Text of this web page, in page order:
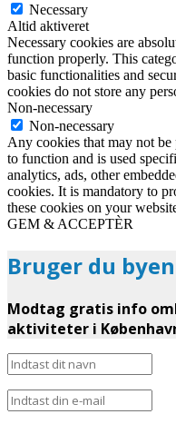
Necessary
Altid aktiveret
Necessary cookies are
function properly. This
basic functionalities and
cookies do not store any
Non-necessary
Non-necessary
Any cookies that may not
to function and is used
analytics, ads, other
cookies. It is mandatory to
these cookies on your
GEM & ACCEPTÈR
Bruger du
Modtag gratis info
aktiviteter i